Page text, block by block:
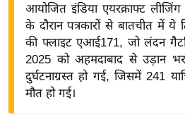
द्यो
आयोजित इंडिया एयरक्राफ्ट
के दौरान पत्रकारों से बातचीत में ये
की फ्लाइट एआई171, जो लंदन
2025 को अहमदाबाद से उड़ान
दुर्घटनाग्रस्त हो गई, जिसमें 241
मौत हो गई।